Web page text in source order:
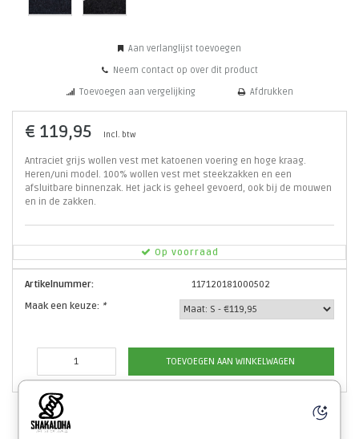
Aan verlanglijst toevoegen
Neem contact op over dit product
Toevoegen aan vergelijking Afdrukken
€ 119,95 Incl. btw
Antraciet grijs wollen vest met katoenen voering en hoge kraag.
Heren/uni model. 100% wollen vest met steekzakken en een
afsluitbare binnenzak. Het jack is geheel gevoerd, ook bij de mouwen
en in de zakken.
Op voorraad
Artikelnummer:
117120181000502
Maak een keuze: *
TOEVOEGEN AAN WINKELWAGEN